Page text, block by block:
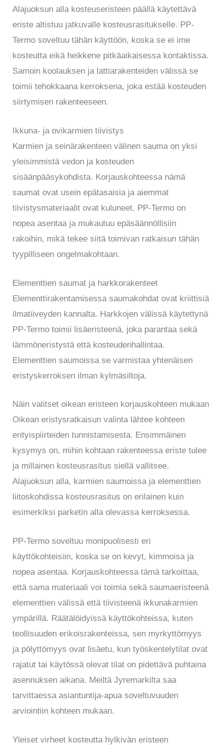
Alajuoksun alla kosteuseristeen päällä käytettävä
eriste altistuu jatkuvalle kosteusrasitukselle. PP-
Termo soveltuu tähän käyttöön, koska se ei ime
kosteutta eikä heikkene pitkäaikaisessa kontaktissa.
Samoin koolauksen ja lattiarakenteiden välissä se
toimii tehokkaana kerroksena, joka estää kosteuden
siirtymisen rakenteeseen.
Ikkuna- ja ovikarmien tiivistys
Karmien ja seinärakenteen välinen sauma on yksi
yleisimmistä vedon ja kosteuden
sisäänpääsykohdista. Korjauskohteessa nämä
saumat ovat usein epätasaisia ja aiemmat
tiivistysmateriaalit ovat kuluneet. PP-Termo on
nopea asentaa ja mukautuu epäsäännöllisiin
rakoihin, mikä tekee siitä toimivan ratkaisun tähän
tyypilliseen ongelmakohtaan.
Elementtien saumat ja harkkorakenteet
Elementtirakentamisessa saumakohdat ovat kriittisiä
ilmatiiveyden kannalta. Harkkojen välissä käytettynä
PP-Termo toimii lisäeristeenä, joka parantaa sekä
lämmöneristystä että kosteudenhallintaa.
Elementtien saumoissa se varmistaa yhtenäisen
eristyskerroksen ilman kylmäsiltoja.
Näin valitset oikean eristeen korjauskohteen mukaan
Oikean eristysratkaisun valinta lähtee kohteen
erityispiirteiden tunnistamisesta. Ensimmäinen
kysymys on, mihin kohtaan rakenteessa eriste tulee
ja millainen kosteusrasitus siellä vallitsee.
Alajuoksun alla, karmien saumoissa ja elementtien
liitoskohdissa kosteusrasitus on erilainen kuin
esimerkiksi parketin alla olevassa kerroksessa.
PP-Termo soveltuu monipuolisesti eri
käyttökohteisiin, koska se on kevyt, kimmoisa ja
nopea asentaa. Korjauskohteessa tämä tarkoittaa,
että sama materiaali voi toimia sekä saumaeristeenä
elementtien välissä että tiivisteenä ikkunakarmien
ympärillä. Räätälöidyissä käyttökohteissa, kuten
teollisuuden erikoisrakenteissa, sen myrkyttömyys
ja pölyttömyys ovat lisäetu, kun työskentelytilat ovat
rajatut tai käytössä olevat tilat on pidettävä puhtaina
asennuksen aikana. Meiltä Jyremarkilta saa
tarvittaessa asiantuntija-apua soveltuvuuden
arviointiin kohteen mukaan.
Yleiset virheet kosteutta hylkivän eristeen